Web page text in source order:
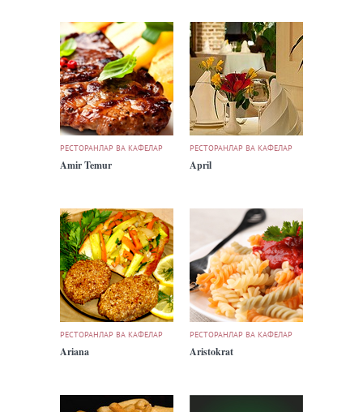
РЕСТОРАНЛАР ВА КАФЕЛАР
Amir Temur
РЕСТОРАНЛАР ВА КАФЕЛАР
April
РЕСТОРАНЛАР ВА КАФЕЛАР
Ariana
РЕСТОРАНЛАР ВА КАФЕЛАР
Aristokrat